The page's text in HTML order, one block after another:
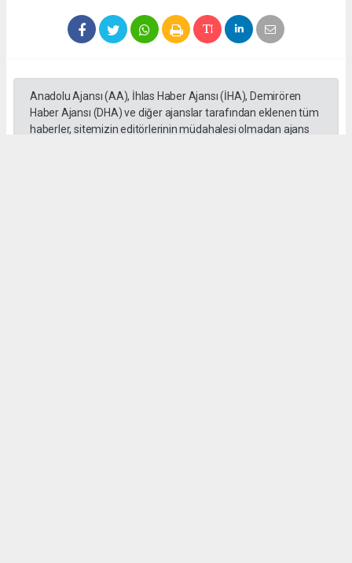
Anadolu Ajansı (AA), İhlas Haber Ajansı (İHA), Demirören
Haber Ajansı (DHA) ve diğer ajanslar tarafından eklenen tüm
haberler, sitemizin editörlerinin müdahalesi olmadan ajans